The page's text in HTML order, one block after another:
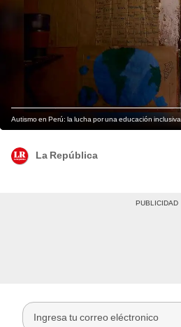
Autismo en Perú: la lucha por una educación inclusiva
La República